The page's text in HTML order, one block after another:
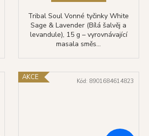
Tribal Soul Vonné tyčinky White
Sage & Lavender (Bílá šalvěj a
levandule), 15 g – vyrovnávající
masala směs...
AKCE Kód: 8901684614823